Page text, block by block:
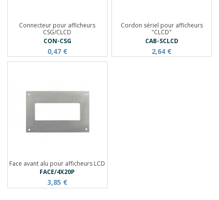
Connecteur pour afficheurs
CSG/CLCD
CON-CSG
0,47 €
Cordon sériel pour afficheurs
"CLCD"
CAB-SCLCD
2,64 €
Face avant alu pour afficheurs LCD
FACE/4X20P
3,85 €